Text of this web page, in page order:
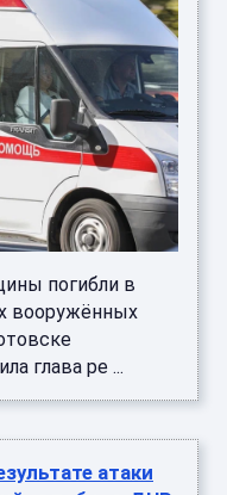
погибли в
вооружённых
глава ре ...
атаки